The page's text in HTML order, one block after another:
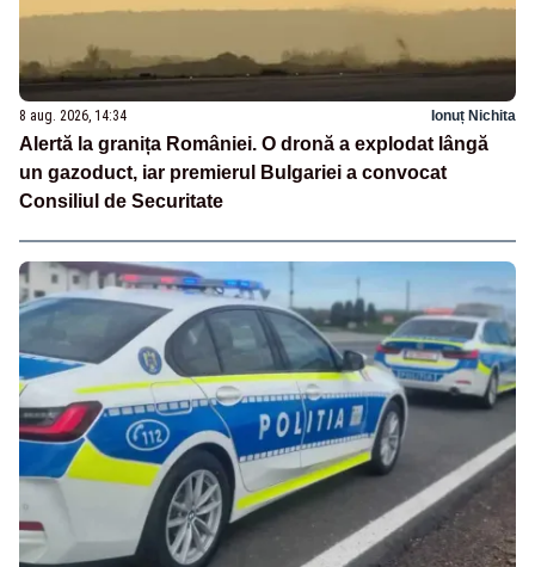
8 aug. 2026, 14:34 Ionuț Nichita
Alertă la granița României. O dronă a explodat lângă
un gazoduct, iar premierul Bulgariei a convocat
Consiliul de Securitate